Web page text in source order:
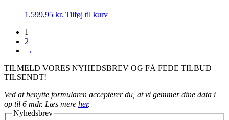
1.599,95 kr. Tilføj til kurv
1
2
→
TILMELD VORES NYHEDSBREV OG FÅ FEDE TILBUD
TILSENDT!
Ved at benytte formularen accepterer du, at vi gemmer dine data i
op til 6 mdr. Læs mere her.
Nyhedsbrev